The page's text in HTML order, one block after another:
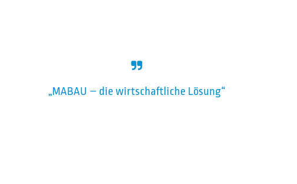
„MABAU – die wirtschaftliche Lösung“